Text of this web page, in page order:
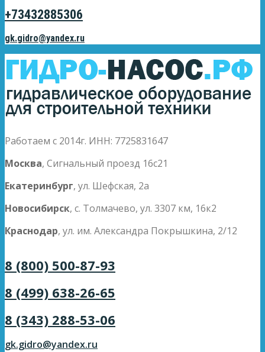
+73432885306
gk.gidro@yandex.ru
Работаем с 2014г. ИНН: 7725831647
Москва, Сигнальный проезд 16с21
Екатеринбург, ул. Шефская, 2а
Новосибирск, с. Толмачево, ул. 3307 км, 16к2
Краснодар, ул. им. Александра Покрышкина, 2/12
8 (800) 500-87-93
8 (499) 638-26-65
8 (343) 288-53-06
gk.gidro@yandex.ru